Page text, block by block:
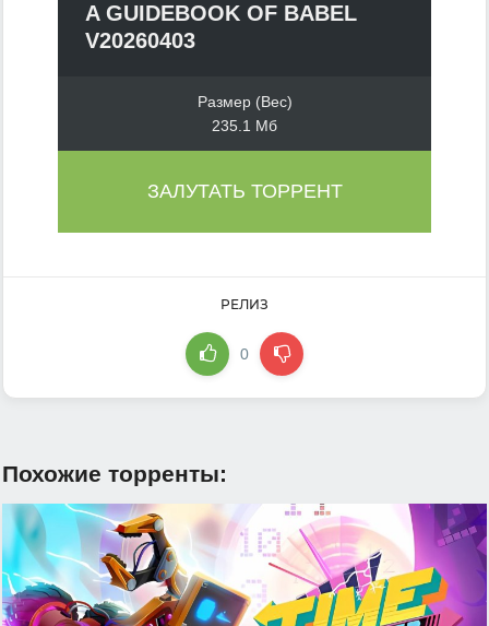
A GUIDEBOOK OF BABEL
V20260403
Размер (Вес)
235.1 Мб
ЗАЛУТАТЬ ТОРРЕНТ
РЕЛИЗ
0
Похожие торренты: